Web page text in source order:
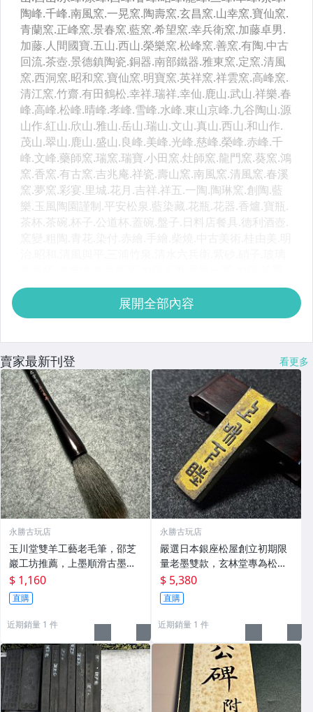
展開全部內容
賣家最新刊登 看更多
永勝古玩店
玉川堂雙羊工藝老毛筆，邵芝
巖工坊推薦，上墨順滑古墨專
用 老墨 冬青 老筆
$ 1,160
直購
近期銷量 1 件
永勝古玩店
嚴選日本銀座松屋創立初期限
量老墨雙款，玄林堂專為松屋
打造，重量22.5g，適合收藏
及品味民國時期古雅文化 文房
用具 民國古墨 收藏文玩
$ 5,380
直購
近期銷量 1 件